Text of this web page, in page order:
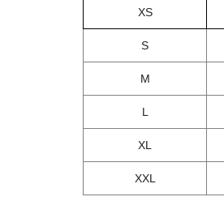
XS
S
M
L
XL
XXL